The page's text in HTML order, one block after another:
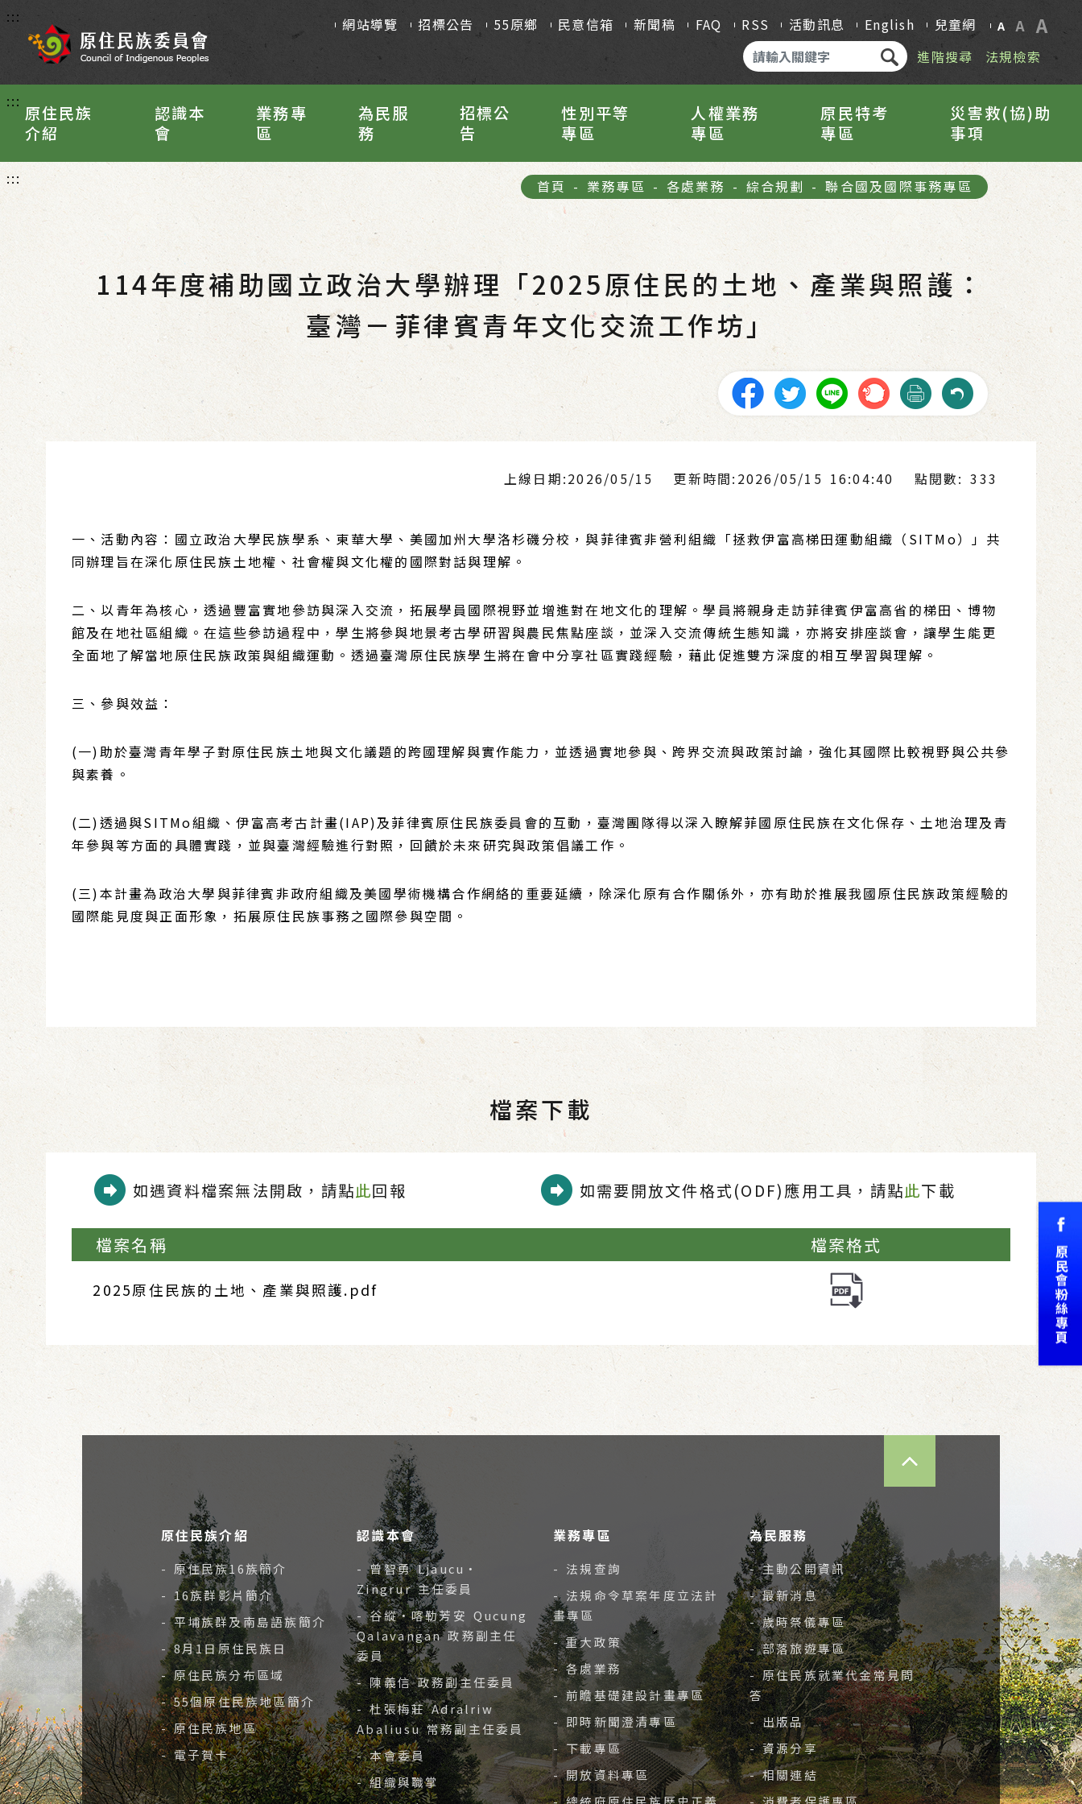
::: 網站導覽 招標公告 55原鄉 民意信箱 新聞稿 FAQ RSS 活動訊息 English 兒童網 A A A
進階搜尋 法規檢索
:::
原住民族
介紹
認識本
會
業務專
區
為民服
務
招標公
告
性別平等
專區
人權業務
專區
原民特考
專區
災害救(協)助
事項
::: 首頁 - 業務專區 - 各處業務 - 綜合規劃 - 聯合國及國際事務專區
114年度補助國立政治大學辦理「2025原住民的土地、產業與照護：
臺灣－菲律賓青年文化交流工作坊」
上線日期:2026/05/15 更新時間:2026/05/15 16:04:40 點閱數: 333
一、活動內容：國立政治大學民族學系、東華大學、美國加州大學洛杉磯分校，與菲律賓非營利組織「拯救伊富高梯田運動組織（SITMo）」共
同辦理旨在深化原住民族土地權、社會權與文化權的國際對話與理解。
二、以青年為核心，透過豐富實地參訪與深入交流，拓展學員國際視野並增進對在地文化的理解。學員將親身走訪菲律賓伊富高省的梯田、博物
館及在地社區組織。在這些參訪過程中，學生將參與地景考古學研習與農民焦點座談，並深入交流傳統生態知識，亦將安排座談會，讓學生能更
全面地了解當地原住民族政策與組織運動。透過臺灣原住民族學生將在會中分享社區實踐經驗，藉此促進雙方深度的相互學習與理解。
三、參與效益：
(一)助於臺灣青年學子對原住民族土地與文化議題的跨國理解與實作能力，並透過實地參與、跨界交流與政策討論，強化其國際比較視野與公共參
與素養。
(二)透過與SITMo組織、伊富高考古計畫(IAP)及菲律賓原住民族委員會的互動，臺灣團隊得以深入瞭解菲國原住民族在文化保存、土地治理及青
年參與等方面的具體實踐，並與臺灣經驗進行對照，回饋於未來研究與政策倡議工作。
(三)本計畫為政治大學與菲律賓非政府組織及美國學術機構合作網絡的重要延續，除深化原有合作關係外，亦有助於推展我國原住民族政策經驗的
國際能見度與正面形象，拓展原住民族事務之國際參與空間。
檔案下載
如遇資料檔案無法開啟，請點此回報 如需要開放文件格式(ODF)應用工具，請點此下載
檔案名稱 檔案格式
2025原住民族的土地、產業與照護.pdf
原住民族介紹
- 原住民族16族簡介
- 16族群影片簡介
- 平埔族群及南島語族簡介
- 8月1日原住民族日
- 原住民族分布區域
- 55個原住民族地區簡介
- 原住民族地區
- 電子賀卡
認識本會
- 曾智勇 Ljaucu‧
Zingrur 主任委員
- 谷縱‧喀勒芳安 Qucung
Qalavangan 政務副主任
委員
- 陳義信 政務副主任委員
- 杜張梅莊 Adralriw
Abaliusu 常務副主任委員
- 本會委員
- 組織與職掌
業務專區
- 法規查詢
- 法規命令草案年度立法計
畫專區
- 重大政策
- 各處業務
- 前瞻基礎建設計畫專區
- 即時新聞澄清專區
- 下載專區
- 開放資料專區
為民服務
- 主動公開資訊
- 最新消息
- 歲時祭儀專區
- 部落旅遊專區
- 原住民族就業代金常見問
答
- 出版品
- 資源分享
- 相關連結